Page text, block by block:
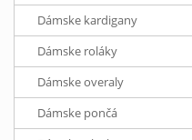
Dámske kardigany
Dámske roláky
Dámske overaly
Dámske pončá